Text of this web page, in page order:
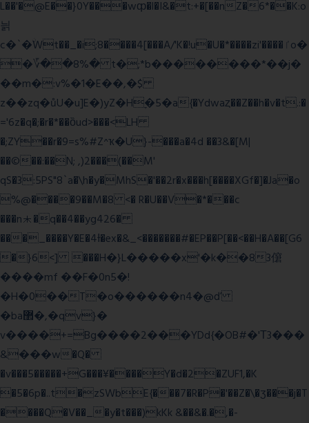
L��'�@E��}0Y���wȹ�l�I&�t:+�[��nZ�6*��K:o
늵
c�`�ۨWt��_�i;8����4[���A/'K�!u�U�*����zi'����ٵo�
�؆��8%� t�;*b��������*��j�
��m�:v%�1�E��,�$
z��zq�ůU�u]E�)yZ�Hׇ�5�a{�Ydwaȥ��Z��h�v�t.:�
='6z�q�;�r�*��ȍud>���<LH
�;ZY��r�9=s%#Z^ҡ�U}-���a�4d ��3&�[M|
��©��:��N; ,)2���(��M'
qS�3:5PS"8`a�\h�y�MhS�'��2r�x���h[����XGf�]�Ja�o
%@����9��M�8 <� R�U��V�*���c
���n⯸�q��4��yg426�
���_����Y�E�4Ɨ�ex�&_<�������#�EP��P[��<��H�A��[G6
�}6<] ���H�}L�����x'�k��83僒
����mf ��F�0n5�!
�H�0��T�o������n4�@ď
�ba޲�,�qv}�
v����+=Bg����2���YDd{�OB#�'Τ3���
&���w�Q�
�v���5�����+G���¥����Y�d�2�ZUF1,�K
�5�6p�..t�zSWbE{���7�R�P�'��Z�\�ʒ���j�T
����Q�V��_�y�t���)kKk &��&�.�,�-